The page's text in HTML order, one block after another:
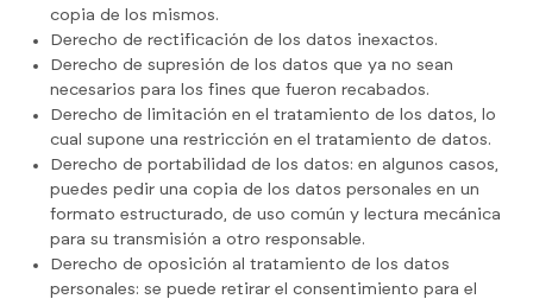
copia de los mismos.
Derecho de rectificación de los datos inexactos.
Derecho de supresión de los datos que ya no sean
necesarios para los fines que fueron recabados.
Derecho de limitación en el tratamiento de los datos, lo
cual supone una restricción en el tratamiento de datos.
Derecho de portabilidad de los datos: en algunos casos,
puedes pedir una copia de los datos personales en un
formato estructurado, de uso común y lectura mecánica
para su transmisión a otro responsable.
Derecho de oposición al tratamiento de los datos
personales: se puede retirar el consentimiento para el